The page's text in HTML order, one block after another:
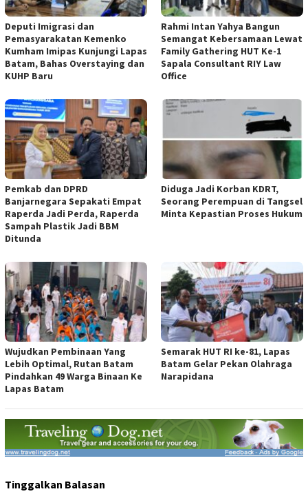
Deputi Imigrasi dan
Pemasyarakatan Kemenko
Kumham Imipas Kunjungi Lapas
Batam, Bahas Overstaying dan
KUHP Baru
Rahmi Intan Yahya Bangun
Semangat Kebersamaan Lewat
Family Gathering HUT Ke-1
Sapala Consultant RIY Law
Office
Pemkab dan DPRD
Banjarnegara Sepakati Empat
Raperda Jadi Perda, Raperda
Sampah Plastik Jadi BBM
Ditunda
Diduga Jadi Korban KDRT,
Seorang Perempuan di Tangsel
Minta Kepastian Proses Hukum
Wujudkan Pembinaan Yang
Lebih Optimal, Rutan Batam
Pindahkan 49 Warga Binaan Ke
Lapas Batam
Semarak HUT RI ke-81, Lapas
Batam Gelar Pekan Olahraga
Narapidana
Tinggalkan Balasan